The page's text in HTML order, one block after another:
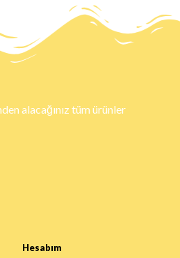
alacağınız tüm ürünler
Hesabım